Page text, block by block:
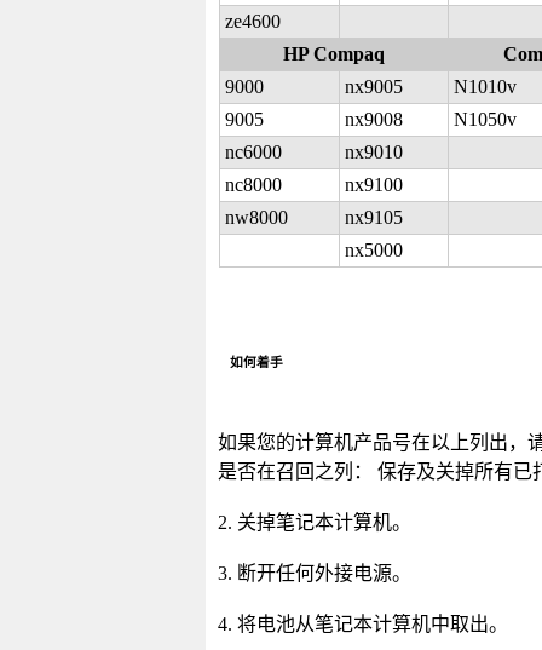
ze4600
HP Compaq
9000
nx9005
N1010v
9005
nx9008
N1050v
nc6000
nx9010
nc8000
nx9100
nw8000
nx9105
nx5000
如何着手
如果您的计算机产品号在以上列出，
是否在召回之列： 保存及关掉所有已
2. 关掉笔记本计算机。
3. 断开任何外接电源。
4. 将电池从笔记本计算机中取出。